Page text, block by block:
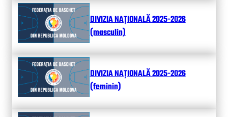
DIVIZIA NAȚIONALĂ 2025-2026
(masculin)
DIVIZIA NAȚIONALĂ 2025-2026
(feminin)